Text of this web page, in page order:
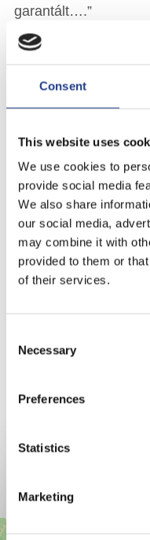
Consent
This website uses
We use cookies to
provide social media
We also share
our social media,
may combine it with
provided to them or
of their services.
Necessary
Preferences
Statistics
Marketing
garantált….”
(Pick Róbert –
elhangzó dalok
bajait magunk
hétköznapok
swinges
(Vilkó T. Weber –
Ének: Magyar
Trombita, vokál: Csík
Zongora, vokál:
Gitár: Gyalog Zoltán
Dobok: Péntek Tibor